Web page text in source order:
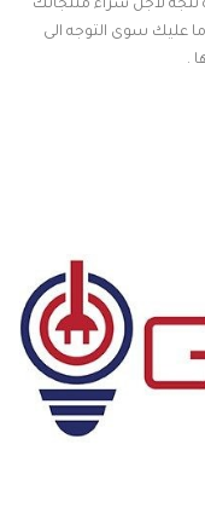
لاجل شراء منتجاتك
عليك سوى التوجه الى
.